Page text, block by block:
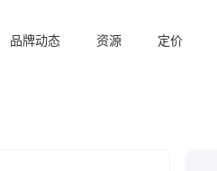
品牌动态 资源 定价